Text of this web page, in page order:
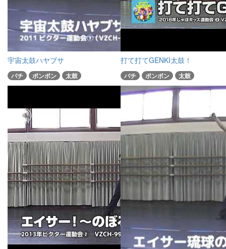
宇宙太鼓ハヤブサ
バチ ポンポン 太鼓
打て打てGENKI太鼓！
バチ ポンポン 太鼓